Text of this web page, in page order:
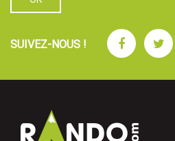
SUIVEZ-NOUS ! Facebook